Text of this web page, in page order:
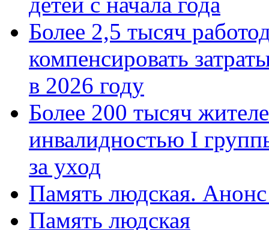
Более 2,5 тысяч
компенсировать
в 2026 году
Более 200 тысяч
инвалидностью I
за уход
Память людская.
Память людская